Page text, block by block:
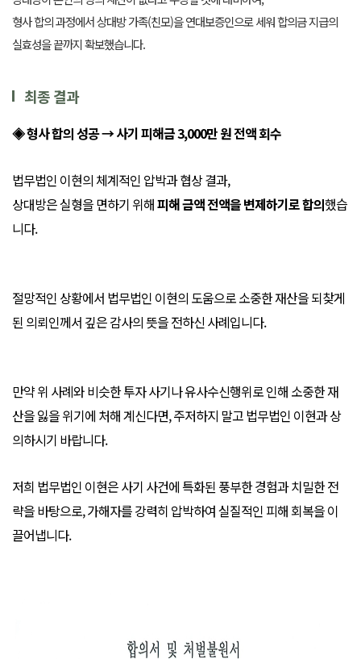
형사 합의 과정에서 상대방 가족(친모)을 연대보증인으로 세워 합의금 지급의
실효성을 끝까지 확보했습니다.
최종 결과
◈ 형사 합의 성공 → 사기 피해금 3,000만 원 전액 회수
법무법인 이현의 체계적인 압박과 협상 결과,
상대방은 실형을 면하기 위해피해 금액 전액을 변제하기로 합의했습
니다.
절망적인 상황에서 법무법인 이현의 도움으로 소중한 재산을 되찾게
된 의뢰인께서 깊은 감사의 뜻을 전하신 사례입니다.
만약 위 사례와 비슷한 투자 사기나 유사수신행위로 인해 소중한 재
산을 잃을 위기에 처해 계신다면, 주저하지 말고 법무법인 이현과 상
의하시기 바랍니다.
저희 법무법인 이현은 사기 사건에 특화된 풍부한 경험과 치밀한 전
략을 바탕으로, 가해자를 강력히 압박하여 실질적인 피해 회복을 이
끌어냅니다.